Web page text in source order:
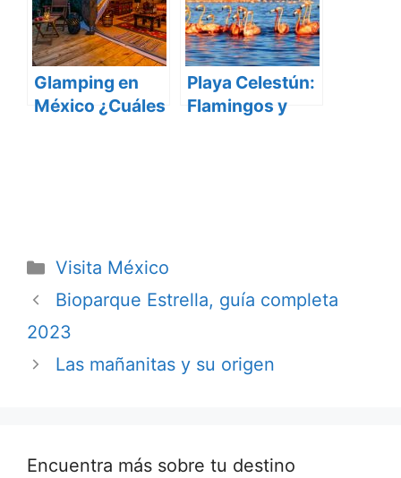
Glamping en
México ¿Cuáles
Playa Celestún:
Flamingos y
Categorías
Visita México
Bioparque Estrella, guía completa
2023
Las mañanitas y su origen
Encuentra más sobre tu destino